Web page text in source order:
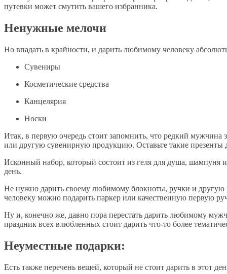
путевки может смутить вашего избранника.
Ненужные мелочи
Но впадать в крайности, и дарить любимому человеку
Сувениры
Косметические средства
Канцелярия
Носки
Итак, в первую очередь стоит запомнить, что редкий мужчина
или другую сувенирную продукцию. Оставьте такие презенты
Исконный набор, который состоит из геля для душа, шампуня
день.
Не нужно дарить своему любимому блокноты, ручки и другую
человеку можно подарить паркер или качественную первую
Ну и, конечно же, давно пора перестать дарить любимому
праздник всех влюбленных стоит дарить что-то более
Неуместные подарки:
Есть также перечень вещей, который не стоит дарить в этот